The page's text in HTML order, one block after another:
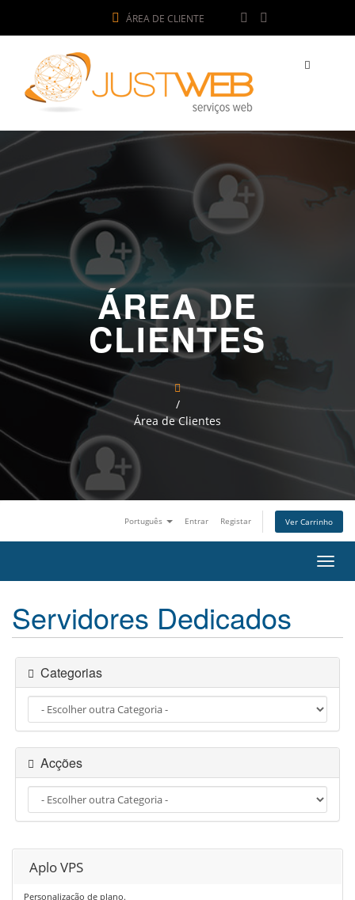
ÁREA DE CLIENTE
ÁREA DE
CLIENTES
/
Área de Clientes
Português Entrar Registar Ver Carrinho
A
r
a
e
g
a
ã
o
Servidores Dedicados
Categorias
Acções
Aplo VPS
Personalização de plano.